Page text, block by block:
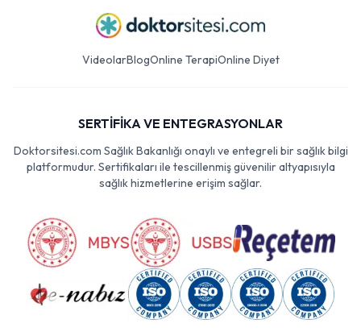
VideolarBlogOnline TerapiOnline Diyet
SERTİFİKA VE ENTEGRASYONLAR
Doktorsitesi.com Sağlık Bakanlığı onaylı ve entegreli bir sağlık bilgi
platformudur. Sertifikaları ile tescillenmiş güvenilir altyapısıyla
sağlık hizmetlerine erişim sağlar.